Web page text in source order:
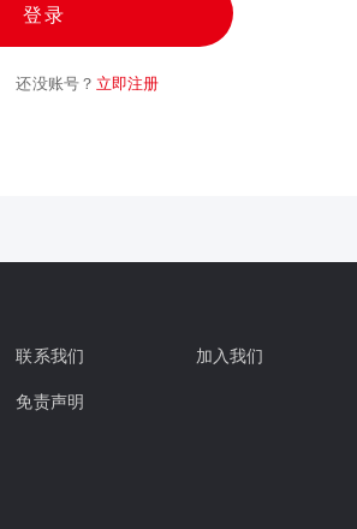
登录
还没账号？ 立即注册
联系我们
加入我们
免责声明